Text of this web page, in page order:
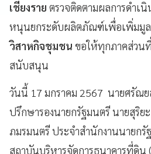
เชียงราย ตรวจติดตามผลการดำเนิ
หนุนยกระดับผลิตภัณฑ์เพื่อเพิ่มมูล
วิสาหกิจชุมชน ขอให้ทุกภาคส่วน
สนับสนุน
วันนี้ 17 มกราคม 2567 นายศรัณ
ปรึกษารองนายกรัฐมนตรี นายสุริย
ภมรมนตรี ประจำสำนักงานนายก
สถาบันบริหารจัดการธนาคารที่ดิน